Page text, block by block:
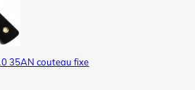
35AN couteau fixe